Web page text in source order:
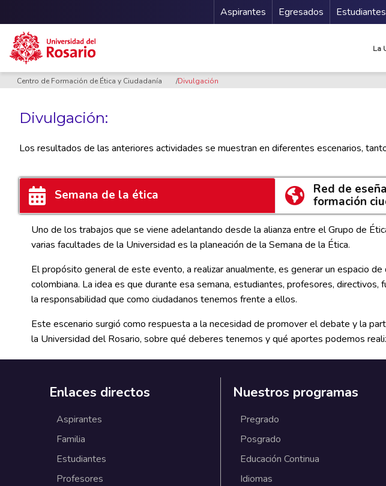
Pasar al contenido principal
Menu Secundario
Aspirantes Egresados Estudiantes
La
Centro de Formación de Ética y Ciudadanía Divulgación
Divulgación:
Los resultados de las anteriores actividades se muestran en diferentes escenarios,
Semana de la ética
Red de
formación
Uno de los trabajos que se viene adelantando desde la alianza entre el Grupo de
varias facultades de la Universidad es la planeación de la Semana de la Ética.
El propósito general de este evento, a realizar anualmente, es generar un espacio
colombiana. La idea es que durante esa semana, estudiantes, profesores,
la responsabilidad que como ciudadanos tenemos frente a ellos.
Este escenario surgió como respuesta a la necesidad de promover el debate y la
la Universidad del Rosario, sobre qué deberes tenemos y qué aportes podemos
Enlaces directos
Aspirantes
Familia
Estudiantes
Profesores
Nuestros programas
Pregrado
Posgrado
Educación Continua
Idiomas